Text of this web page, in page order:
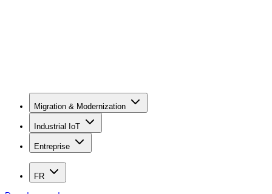
Migration & Modernization
Industrial IoT
Entreprise
FR